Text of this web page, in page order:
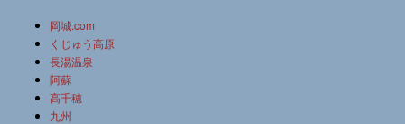
岡城.com
くじゅう高原
長湯温泉
阿蘇
高千穂
九州